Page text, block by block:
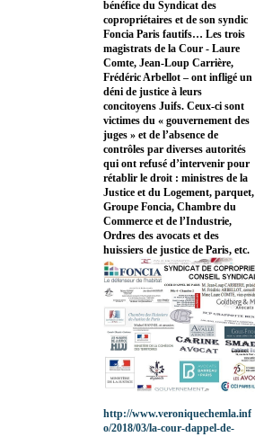
bénéfice du Syndicat des
copropriétaires et de son syndic
Foncia Paris fautifs… Les trois
magistrats de la Cour - Laure
Comte, Jean-Loup Carrière,
Frédéric Arbellot – ont infligé un
déni de justice à leurs
concitoyens Juifs. Ceux-ci sont
victimes du « gouvernement des
juges » et de l’absence de
contrôles par diverses autorités
qui ont refusé d’intervenir pour
rétablir le droit : ministres de la
Justice et du Logement, parquet,
Groupe Foncia, Chambre du
Commerce et de l’Industrie,
Ordres des avocats et des
huissiers de justice de Paris, etc.
http://www.veroniquechemla.inf
o/2018/03/la-cour-dappel-de-